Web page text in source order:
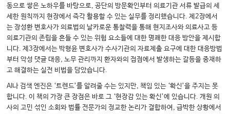
동으로 쌓은 노하우를 바탕으로, 공단의 방문확인부터 의료기관 서류 발급의 세
세한 원칙까지 현장에서 즉각 활용할 수 있는 실무를 정리했습니다. 제2장에서
는 장성환 변호사가 의료법의 날카로운 통찰력을 통해 현지조사와 의료사고 등
의료기관의 존립을 흔들 수 있는 위험 요소들에 대한 명쾌한 대응 방안을 제시합
니다. 제3장에서는 박형윤 변호사가 수사기관의 자료제출 요구에 대한 대응방법
부터 악성 댓글 대응, 노무 관리까지 환자와의 접점에서 발생하는 갈등을 중재하
고 해결하는 실전 비법을 담았습니다.
AI나 검색 엔진은 ‘트렌드’를 알려줄 수는 있지만, 책임 있는 ‘확신’을 주지는 못
합니다. 이 책의 가장 큰 장점은 바로 그 ‘현장감 있는 확신’에 있습니다. 개원 의
사의 고민 섞인 소회와 법률 전문가의 정교한 논리가 결합하여, 급박한 상황에서